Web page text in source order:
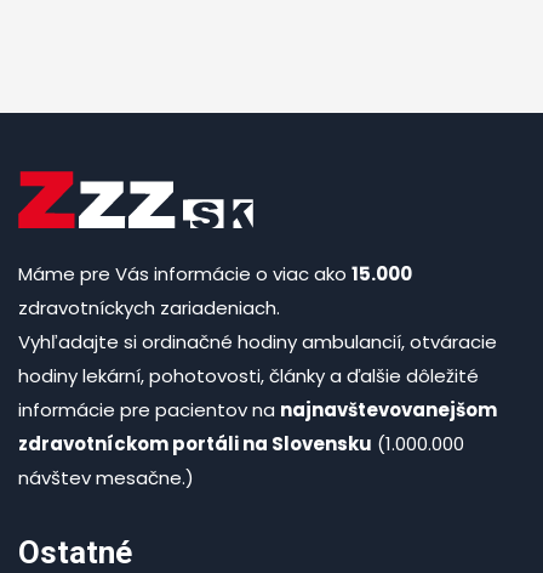
Máme pre Vás informácie o viac ako 15.000
zdravotníckych zariadeniach.
Vyhľadajte si ordinačné hodiny ambulancií, otváracie
hodiny lekární, pohotovosti, články a ďalšie dôležité
informácie pre pacientov na najnavštevovanejšom
zdravotníckom portáli na Slovensku (1.000.000
návštev mesačne.)
Ostatné